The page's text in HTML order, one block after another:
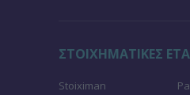
ΣΤΟΙΧΗΜΑΤΙΚΕΣ
Stoiximan